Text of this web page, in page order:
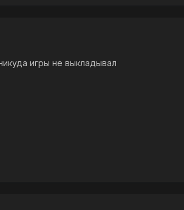
игры не выкладывал